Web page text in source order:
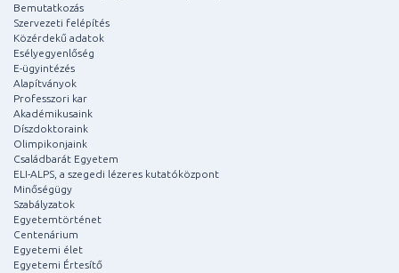
Bemutatkozás
Szervezeti felépítés
Közérdekű adatok
Esélyegyenlőség
E-ügyintézés
Alapítványok
Professzori kar
Akadémikusaink
Díszdoktoraink
Olimpikonjaink
Családbarát Egyetem
ELI-ALPS, a szegedi lézeres kutatóközpont
Minőségügy
Szabályzatok
Egyetemtörténet
Centenárium
Egyetemi élet
Egyetemi Értesítő